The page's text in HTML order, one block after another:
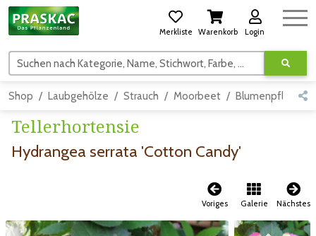
Merkliste Warenkorb Login
Suchen nach Kategorie, Name, Stichwort, Farbe, usw.
Shop Laubgehölze Strauch Moorbeet Blumenpflanzen
Tellerhortensie
Hydrangea serrata 'Cotton Candy'
Voriges Galerie Nächstes